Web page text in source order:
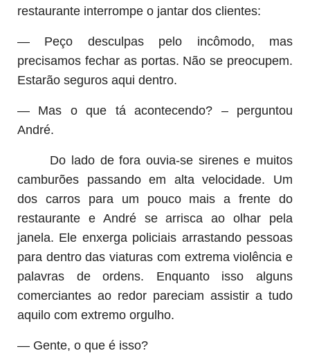
restaurante interrompe o jantar dos clientes:
— Peço desculpas pelo incômodo, mas
precisamos fechar as portas. Não se preocupem.
Estarão seguros aqui dentro.
— Mas o que tá acontecendo? – perguntou
André.
Do lado de fora ouvia-se sirenes e muitos
camburões passando em alta velocidade. Um
dos carros para um pouco mais a frente do
restaurante e André se arrisca ao olhar pela
janela. Ele enxerga policiais arrastando pessoas
para dentro das viaturas com extrema violência e
palavras de ordens. Enquanto isso alguns
comerciantes ao redor pareciam assistir a tudo
aquilo com extremo orgulho.
— Gente, o que é isso?